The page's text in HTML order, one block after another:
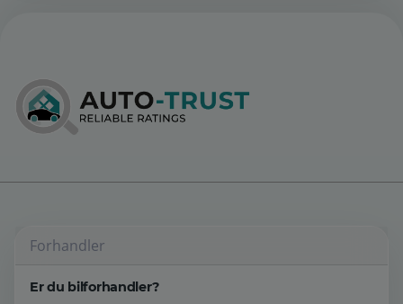
Forhandler
Er du bilforhandler?